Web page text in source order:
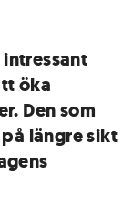
öka
Den som
längre sikt